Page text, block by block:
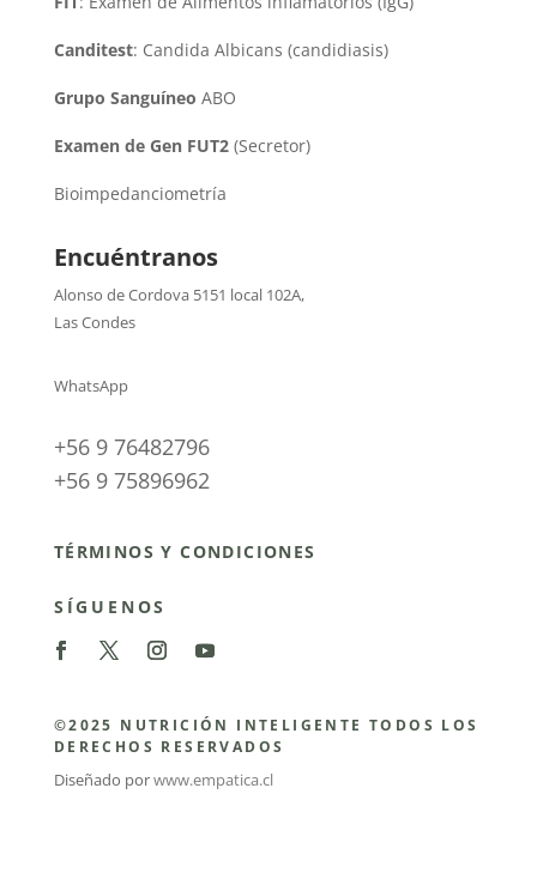
Canditest: Candida Albicans (candidiasis)
Grupo Sanguíneo ABO
Examen de Gen FUT2(Secretor)
Bioimpedanciometría
Encuéntranos
Alonso de Cordova 5151 local 102A,
Las Condes
WhatsApp
+56 9 76482796
+56 9 75896962
TÉRMINOS Y CONDICIONES
SÍGUENOS
©2025 NUTRICIÓN INTELIGENTE TODOS LOS
DERECHOS RESERVADOS
Diseñado porwww.empatica.cl